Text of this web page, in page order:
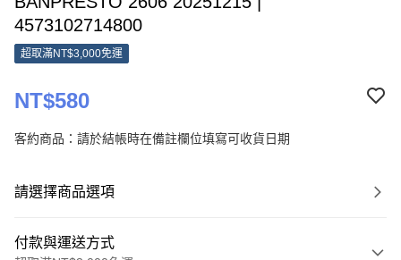
4573102714800
超取滿NT$3,000免運
NT$580
客約商品：請於結帳時在備註欄位填寫可收貨日期
請選擇商品選項
付款與運送方式